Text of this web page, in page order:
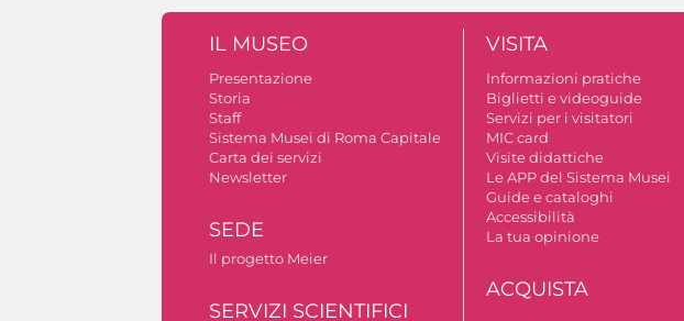
IL MUSEO
Presentazione
Storia
Staff
Sistema Musei di Roma Capitale
Carta dei servizi
Newsletter
SEDE
Il progetto Meier
SERVIZI SCIENTIFICI
VISITA
Informazioni pratiche
Biglietti e videoguide
Servizi per i visitatori
MIC card
Visite didattiche
Le APP del Sistema Musei
Guide e cataloghi
Accessibilità
La tua opinione
ACQUISTA